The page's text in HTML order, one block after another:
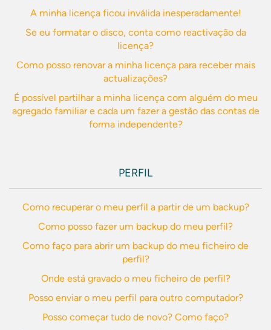
A minha licença ficou inválida inesperadamente!
Se eu formatar o disco, conta como reactivação da
licença?
Como posso renovar a minha licença para receber mais
actualizações?
É possível partilhar a minha licença com alguém do meu
agregado familiar e cada um fazer a gestão das contas de
forma independente?
PERFIL
Como recuperar o meu perfil a partir de um backup?
Como posso fazer um backup do meu perfil?
Como faço para abrir um backup do meu ficheiro de
perfil?
Onde está gravado o meu ficheiro de perfil?
Posso enviar o meu perfil para outro computador?
Posso começar tudo de novo? Como faço?